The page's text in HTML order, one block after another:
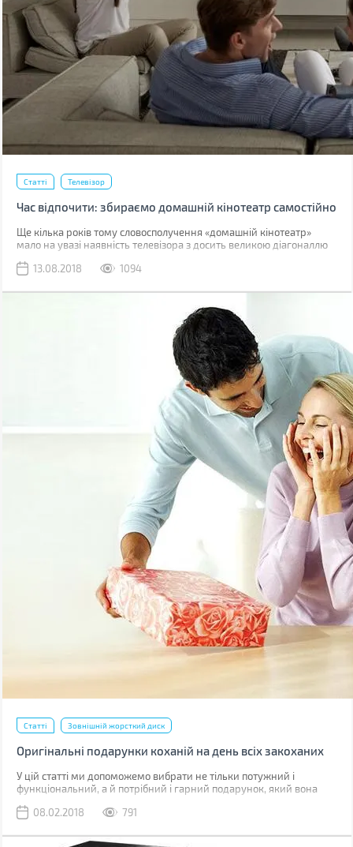
Статті Телевізор
Час відпочити: збираємо домашній кінотеатр самостійно
Ще кілька років тому словосполучення «домашній кінотеатр»
мало на увазі наявність телевізора з досить великою діагоналлю
Проектор ж був або занадто дорогим, або занадто поганим за
кардинально, що якісний Full HD-проектор може коштувати
дешевше телевізора з великою діагоналлю.
13.08.2018 1094
Статті Зовнішній жорсткий диск
Оригінальні подарунки коханій на день всіх закоханих
У цій статті ми допоможемо вибрати не тільки потужний і
функціональний, а й потрібний і гарний подарунок, який вона
08.02.2018
791